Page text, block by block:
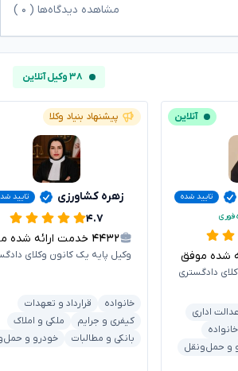
مشاهده دیدگاه‌ها ( ۰
۳۸ وکیل آنلاین
آنلاین
تایید شده
فوری
موفق
دادگستری
اداری
خانواده
و حمل‌ونقل
پیشنهاد بنیاد وکلا
زهره کشاورزی تایید
۴.۷
۴۴۳۲ خدمت ارائه شده موفق
وکیل پایه یک کانون وکلای
خانواده
قرارداد و تعهدات
کیفری و جرایم
ملکی و املاک
بانکی و مطالبات
خودرو و